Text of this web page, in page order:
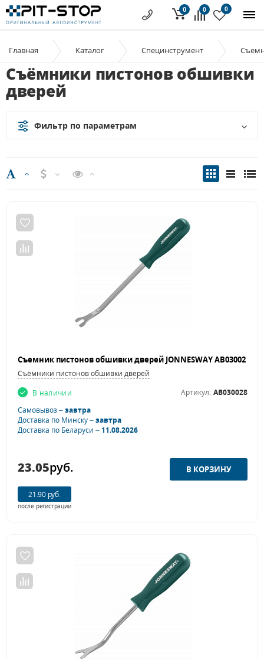
0 0
0
Главная Каталог Специнструмент
Съёмники пистонов обшивки
дверей
Фильтр по параметрам
Съёмники пистонов обшивки дверей
В наличии
Артикул: AB030028
Самовывоз –завтра
Доставка по Минску –завтра
Доставка по Беларуси –11.08.2026
23.05руб.
21.90 руб.
после регистрации